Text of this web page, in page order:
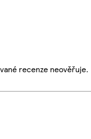
recenze neověřuje.